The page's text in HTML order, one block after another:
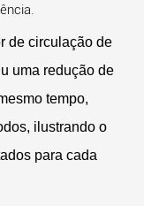
de circulação de
uma redução de
tempo,
ilustrando o
para cada